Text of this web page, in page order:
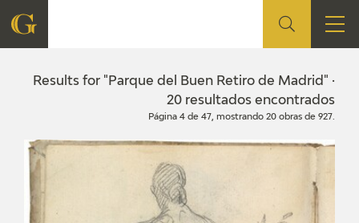
FOUNDATION
CIDG
CORPORATE ACTION
Results for "Parque del Buen Retiro de Madrid" ·
20 resultados encontrados
Página 4 de 47, mostrando 20 obras de 927.